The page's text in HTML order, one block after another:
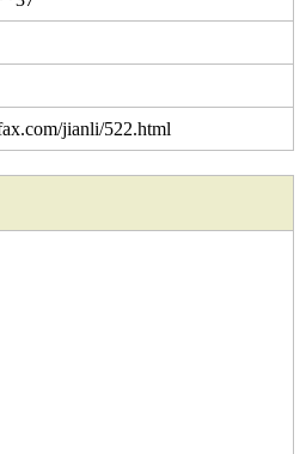
jianli/522.html